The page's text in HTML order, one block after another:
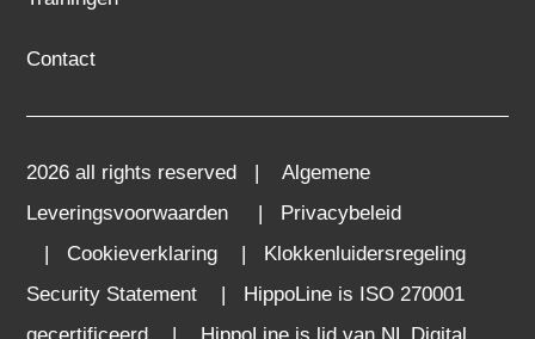
Contact
2026 all rights reserved |Algemene
Leveringsvoorwaarden
Privacybeleid
Cookieverklaring
Klokkenluidersregeling
Security Statement
HippoLine is ISO 270001